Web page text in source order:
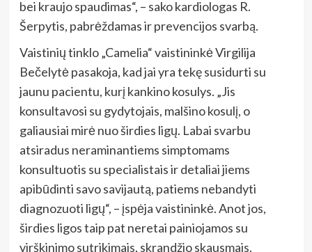
bei kraujo spaudimas“, – sako kardiologas R.
Šerpytis, pabrėždamas ir prevencijos svarbą.
Vaistinių tinklo „Camelia“ vaistininkė Virgilija
Bečelytė pasakoja, kad jai yra tekę susidurti su
jaunu pacientu, kurį kankino kosulys. „Jis
konsultavosi su gydytojais, malšino kosulį, o
galiausiai mirė nuo širdies ligų. Labai svarbu
atsiradus neraminantiems simptomams
konsultuotis su specialistais ir detaliai jiems
apibūdinti savo savijautą, patiems nebandyti
diagnozuoti ligų“, – įspėja vaistininkė. Anot jos,
širdies ligos taip pat neretai painiojamos su
virškinimo sutrikimais, skrandžio skausmais.